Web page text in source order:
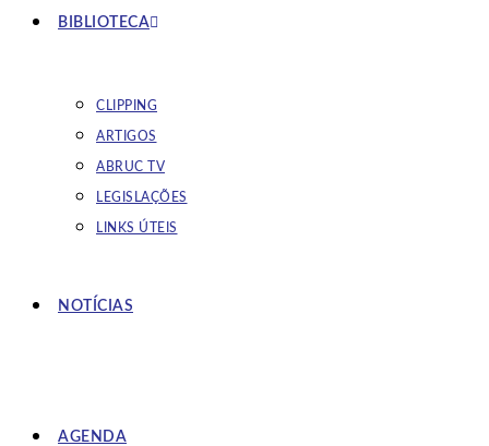
BIBLIOTECA
CLIPPING
ARTIGOS
ABRUC TV
LEGISLAÇÕES
LINKS ÚTEIS
NOTÍCIAS
AGENDA